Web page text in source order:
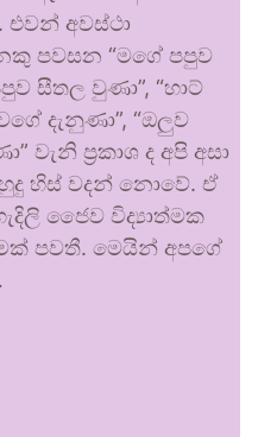
එවන් අවස්ථා
පවසන “මගේ පපුව
සීතල වුණා”, “හාට්
දැනුණා”, “ඔලුව
වැනි ප්‍රකාශ ද අපි අසා
හිස් වදන් නොවේ. ඒ
ජෛව විද්‍යාත්මක
පවතී. මෙයින් අපගේ